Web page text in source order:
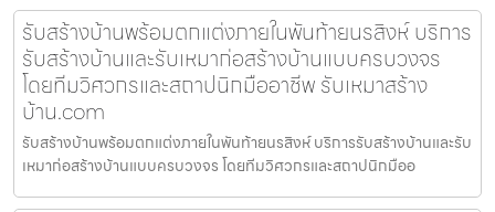
รับสร้างบ้านพร้อมตกแต่งภายในพันท้ายนรสิงห์ บริการ
รับสร้างบ้านและรับเหมาก่อสร้างบ้านแบบครบวงจร
โดยทีมวิศวกรและสถาปนิกมืออาชีพ รับเหมาสร้าง
บ้าน.com
รับสร้างบ้านพร้อมตกแต่งภายในพันท้ายนรสิงห์ บริการรับสร้างบ้านและรับ
เหมาก่อสร้างบ้านแบบครบวงจร โดยทีมวิศวกรและสถาปนิกมืออ